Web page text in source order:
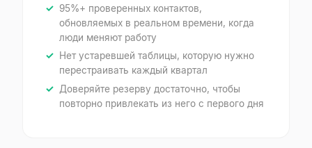
95%+ проверенных контактов,
обновляемых в реальном времени, когда
люди меняют работу
Нет устаревшей таблицы, которую нужно
перестраивать каждый квартал
Доверяйте резерву достаточно, чтобы
повторно привлекать из него с первого дня